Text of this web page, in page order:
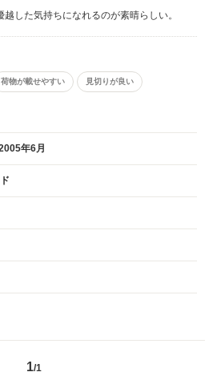
した気持ちになれるのが素晴らしい。
荷物が載せやすい 見切りが良い
年6月
1/1